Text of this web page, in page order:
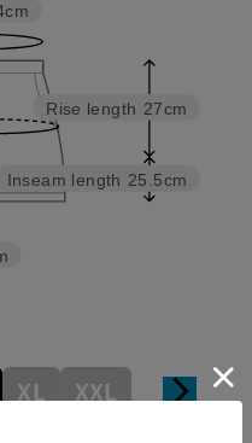
Rise length 27cm
Inseam length 25.5cm
XL XXL